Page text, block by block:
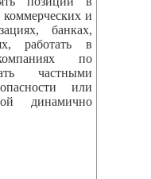
коммерческих и
банках,
работать в
по
частными
или
динамично